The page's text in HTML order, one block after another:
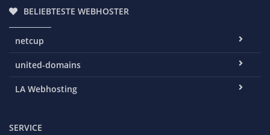
BELIEBTESTE WEBHOSTER
netcup
united-domains
LA Webhosting
SERVICE